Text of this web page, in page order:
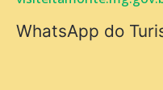
WhatsApp do